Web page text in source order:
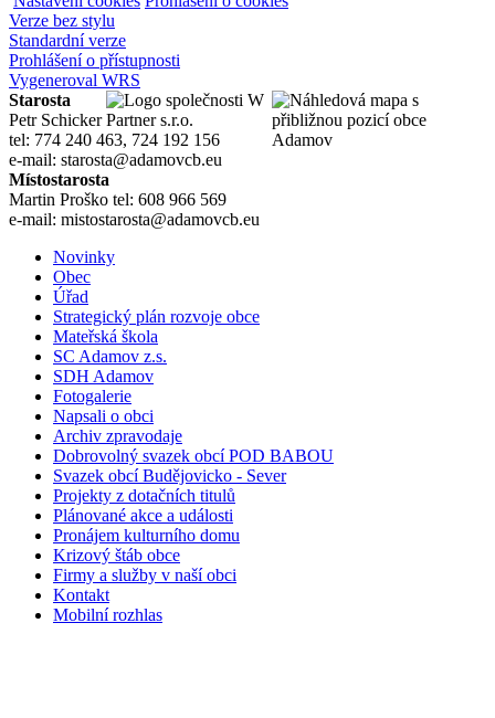
Verze bez stylu
Standardní verze
Prohlášení o přístupnosti
Vygeneroval WRS
Starosta
Petr Schicker
tel: 774 240 463, 724 192 156
e-mail: starosta@adamovcb.eu
Místostarosta
Martin Proško tel: 608 966 569
e-mail: mistostarosta@adamovcb.eu
Novinky
Obec
Úřad
Strategický plán rozvoje obce
Mateřská škola
SC Adamov z.s.
SDH Adamov
Fotogalerie
Napsali o obci
Archiv zpravodaje
Dobrovolný svazek obcí POD BABOU
Svazek obcí Budějovicko - Sever
Projekty z dotačních titulů
Plánované akce a události
Pronájem kulturního domu
Krizový štáb obce
Firmy a služby v naší obci
Kontakt
Mobilní rozhlas